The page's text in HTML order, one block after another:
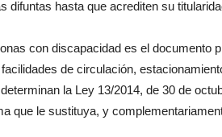
difuntas hasta que acrediten su
con discapacidad es el documento
de circulación,
la Ley 13/2014, de 30 de
que le sustituya, y